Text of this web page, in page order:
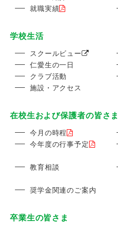
就職実績
学校生活
スクールビュー
仁愛生の一日
クラブ活動
施設・アクセス
在校生および保護者の皆さま
今月の時程
今年度の行事予定
教育相談
奨学金関連のご案内
卒業生の皆さま